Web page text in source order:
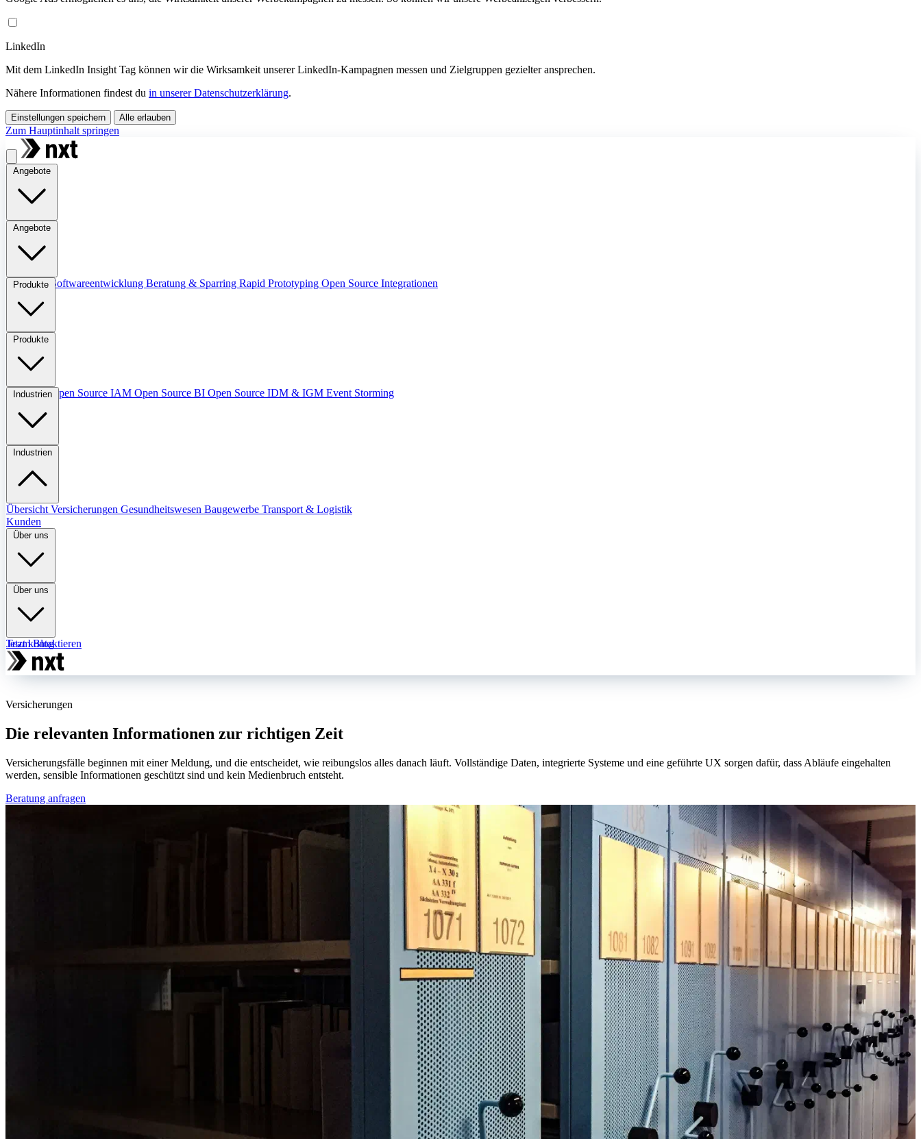
LinkedIn
Mit dem LinkedIn Insight Tag können wir die Wirksamkeit unserer LinkedIn-Kampagnen messen und Zielgruppen gezielter ansprechen.
Nähere Informationen findest du in unserer Datenschutzerklärung.
Einstellungen speichern Alle erlauben
Zum Hauptinhalt springen
Angebote
Angebote
Übersicht Softwareentwicklung Beratung & Sparring Rapid Prototyping Open Source Integrationen
Produkte
Produkte
ÜbersichtOpen Source IAM Open Source BI Open Source IDM & IGM Event Storming
Industrien
Industrien
Übersicht Versicherungen Gesundheitswesen Baugewerbe Transport & Logistik
Kunden
Über uns
Über uns
TeamBlog
Jetzt kontaktieren
Versicherungen
Die relevanten Informationen zur richtigen Zeit
Versicherungsfälle beginnen mit einer Meldung, und die entscheidet, wie reibungslos alles danach läuft. Vollständige Daten, integrierte Systeme und eine geführte UX sorgen dafür, dass Abläufe eingehalten
werden, sensible Informationen geschützt sind und kein Medienbruch entsteht.
Beratung anfragen